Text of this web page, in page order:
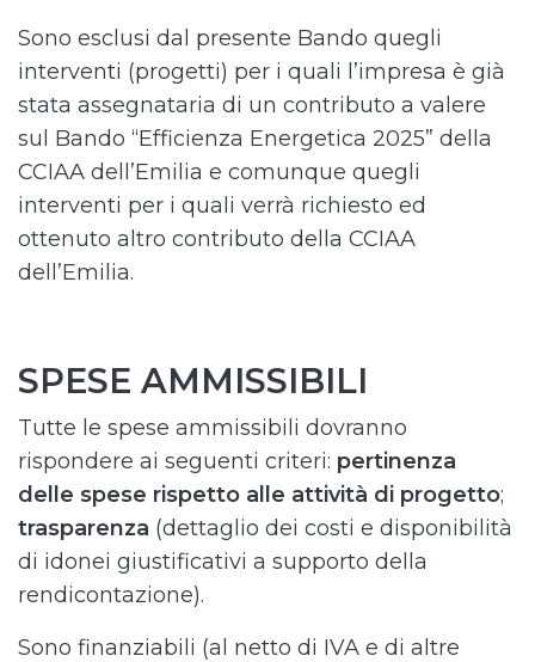
Sono esclusi dal presente Bando quegli
interventi (progetti) per i quali l’impresa è già
stata assegnataria di un contributo a valere
sul Bando “Efficienza Energetica 2025” della
CCIAA dell’Emilia e comunque quegli
interventi per i quali verrà richiesto ed
ottenuto altro contributo della CCIAA
dell’Emilia.
SPESE AMMISSIBILI
Tutte le spese ammissibili dovranno
rispondere ai seguenti criteri: pertinenza
delle spese rispetto alle attività di progetto;
trasparenza (dettaglio dei costi e disponibilità
di idonei giustificativi a supporto della
rendicontazione).
Sono finanziabili (al netto di IVA e di altre